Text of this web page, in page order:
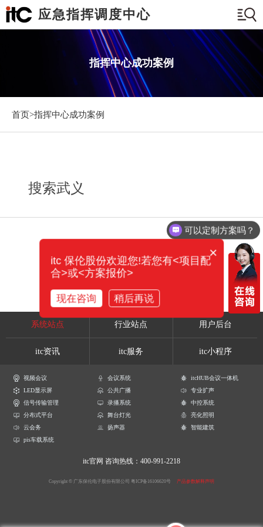
应急指挥调度中心
指挥中心成功案例
首页>指挥中心成功案例
搜索武义
系统站点 行业站点 用户后台
itc资讯 itc服务 itc小程序
视频会议 会议系统
itcHUB会议一体机
LED显示屏
公共广播
专业扩声
信号传输管理
录播系统
中控系统
分布式平台
舞台灯光
亮化照明
云会务
扬声器
智能建筑
pis车载系统
itc官网 咨询热线：400-991-2218
Copyright © 广东保伦电子股份有限公司 粤ICP备16106620号 产品参数解释声明
可以定制方案吗？
×
itc 保伦股份欢迎您!若您有<项目配
合>或<方案报价>
现在咨询 稍后再说